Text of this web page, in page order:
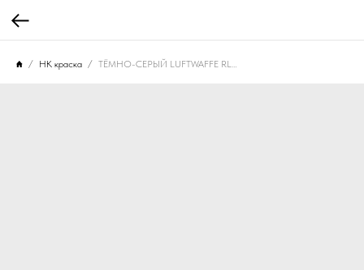
НК краска ТЁМНО-СЕРЫЙ LUFTWAFFE RLM-66, 10 мл. НК-704